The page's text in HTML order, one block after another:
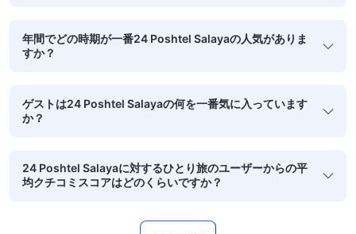
年間でどの時期が一番24 Poshtel Salayaの人気がありま
すか？
ゲストは24 Poshtel Salayaの何を一番気に入っています
か？
24 Poshtel Salayaに対するひとり旅のユーザーからの平
均クチコミスコアはどのくらいですか？